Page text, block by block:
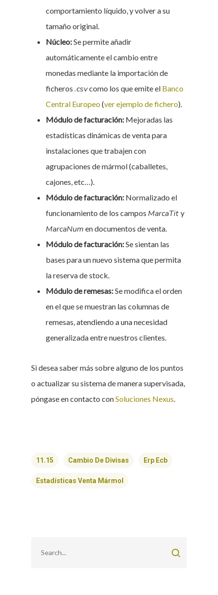
comportamiento líquido, y volver a su
tamaño original.
Núcleo:Se permite añadir
automáticamente el cambio entre
monedas mediante la importación de
ficheros .csvcomo los que emite el Banco
Central Europeo(ver ejemplo de fichero).
Módulo de facturación: Mejoradas las
estadísticas dinámicas de venta para
instalaciones que trabajen con
agrupaciones de mármol (caballetes,
cajones, etc…).
Módulo de facturación: Normalizado el
funcionamiento de los campos MarcaTit y
MarcaNum en documentos de venta.
Módulo de facturación:Se sientan las
bases para un nuevo sistema que permita
la reserva de stock.
Módulo de remesas:Se modifica el orden
en el que se muestran las columnas de
remesas, atendiendo a una necesidad
generalizada entre nuestros clientes.
Si desea saber más sobre alguno de los puntos
o actualizar su sistema de manera supervisada,
póngase en contacto conSoluciones Nexus.
11.15 Cambio De Divisas Erp Ecb
Estadísticas Venta Mármol